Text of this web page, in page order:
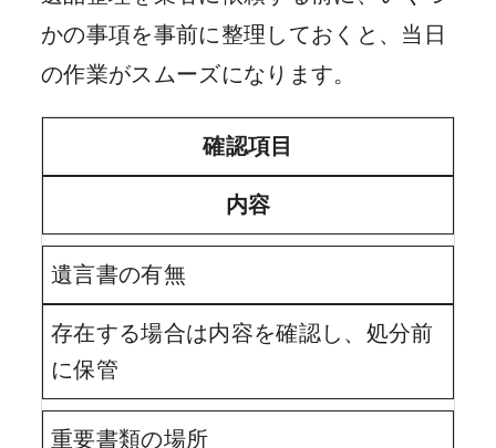
かの事項を事前に整理しておくと、当日
の作業がスムーズになります。
確認項目
内容
遺言書の有無
存在する場合は内容を確認し、処分前
に保管
重要書類の場所